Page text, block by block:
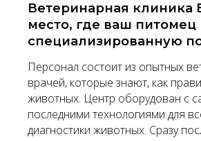
Ветеринарная клиника
место, где ваш питомец
специализированную
Персонал состоит из опытных
врачей, которые знают, как
животных. Центр оборудован с
последними технологиями для
диагностики животных. Сразу